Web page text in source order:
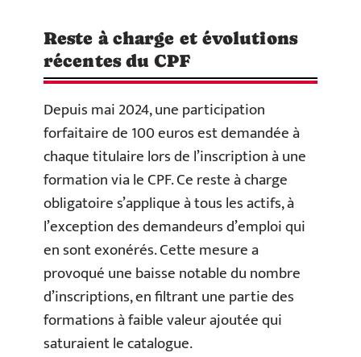
Reste à charge et évolutions
récentes du CPF
Depuis mai 2024, une participation
forfaitaire de 100 euros est demandée à
chaque titulaire lors de l’inscription à une
formation via le CPF. Ce reste à charge
obligatoire s’applique à tous les actifs, à
l’exception des demandeurs d’emploi qui
en sont exonérés. Cette mesure a
provoqué une baisse notable du nombre
d’inscriptions, en filtrant une partie des
formations à faible valeur ajoutée qui
saturaient le catalogue.